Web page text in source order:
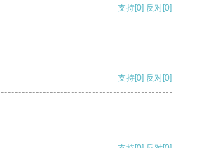
支持[0] 反对[0]
支持[0] 反对[0]